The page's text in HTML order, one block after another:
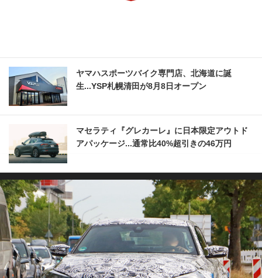
ヤマハスポーツバイク専門店、北海道に誕
生...YSP札幌清田が8月8日オープン
マセラティ『グレカーレ』に日本限定アウトド
アパッケージ...通常比40%超引きの46万円